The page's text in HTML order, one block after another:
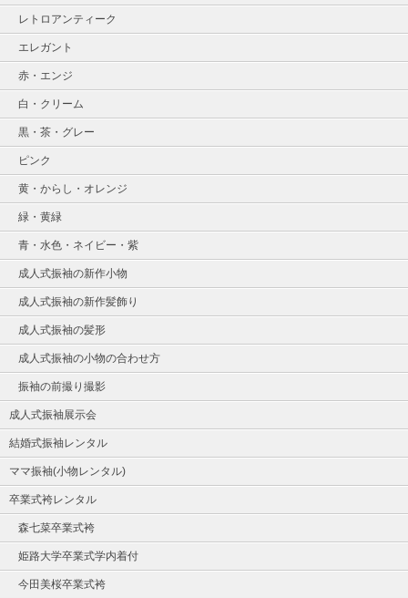
レトロアンティーク
エレガント
赤・エンジ
白・クリーム
黒・茶・グレー
ピンク
黄・からし・オレンジ
緑・黄緑
青・水色・ネイビー・紫
成人式振袖の新作小物
成人式振袖の新作髪飾り
成人式振袖の髪形
成人式振袖の小物の合わせ方
振袖の前撮り撮影
成人式振袖展示会
結婚式振袖レンタル
ママ振袖(小物レンタル)
卒業式袴レンタル
森七菜卒業式袴
姫路大学卒業式学内着付
今田美桜卒業式袴